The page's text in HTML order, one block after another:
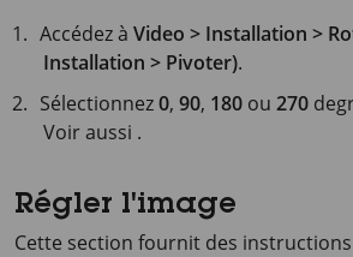
Accédez àVideo > Installation >
Installation > Pivoter).
Sélectionnez0,90, 180 ou270
Voir aussi .
Régler l'image
Cette section fournit des